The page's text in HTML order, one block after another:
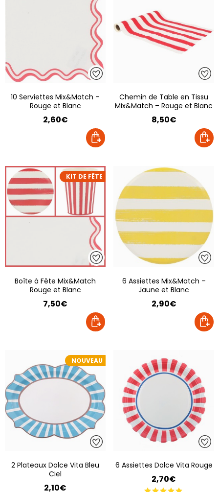
10 Serviettes Mix&Match –
Rouge et Blanc
2,60€
Chemin de Table en Tissu
Mix&Match – Rouge et Blanc
8,50€
KIT DE FÊTE
Boîte à Fête Mix&Match
Rouge et Blanc
7,50€
6 Assiettes Mix&Match –
Jaune et Blanc
2,90€
NOUVEAU
2 Plateaux Dolce Vita Bleu
Ciel
2,10€
6 Assiettes Dolce Vita Rouge
2,70€